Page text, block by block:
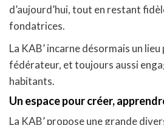
d’aujourd’hui, tout en restant
fondatrices.
La KAB’ incarne désormais un lieu
fédérateur, et toujours aussi
habitants.
Un espace pour créer,
La KAB’ propose une grande